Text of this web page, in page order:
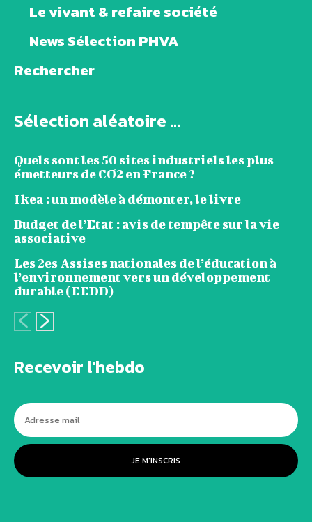
Le vivant & refaire société
News Sélection PHVA
Rechercher
Sélection aléatoire ...
Quels sont les 50 sites industriels les plus
émetteurs de CO2 en France ?
Ikea : un modèle à démonter, le livre
Budget de l’Etat : avis de tempête sur la vie
associative
Les 2es Assises nationales de l’éducation à
l’environnement vers un développement
durable (EEDD)
Recevoir l'hebdo
JE M'INSCRIS